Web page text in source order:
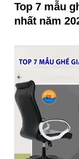
Top 7 mẫu
nhất năm